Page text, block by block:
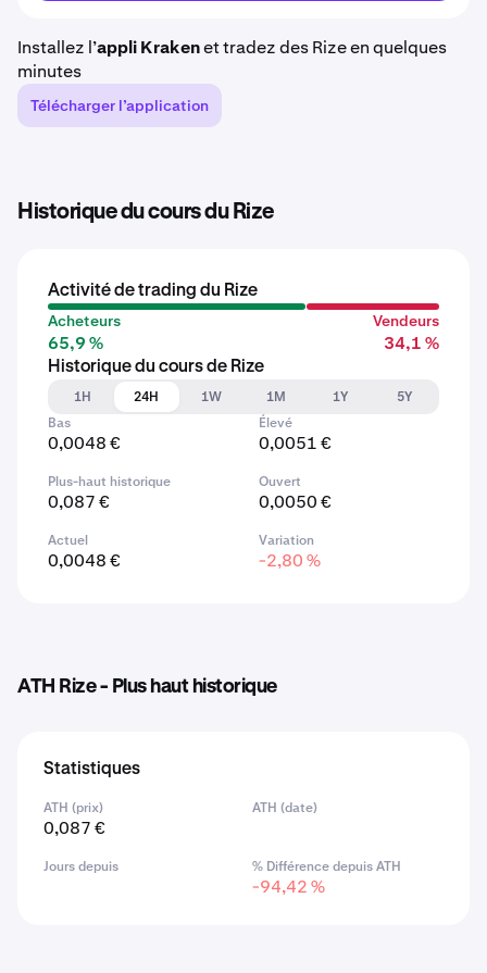
Installez l’appli Krakenet tradez des Rize en quelques
minutes
Télécharger l’application
Historique du cours du Rize
Activité de trading du Rize
Acheteurs
65,9 %
Vendeurs
34,1 %
Historique du cours de Rize
1H
24H 1W 1M 1Y
5Y
Bas
0,0048 €
Élevé
0,0051 €
Plus-haut historique
0,087 €
Ouvert
0,0050 €
Actuel
0,0048 €
Variation
-2,80 %
ATH Rize - Plus haut historique
Statistiques
ATH (prix)
0,087 €
ATH (date)
Jours depuis % Différence depuis ATH
-94,42 %